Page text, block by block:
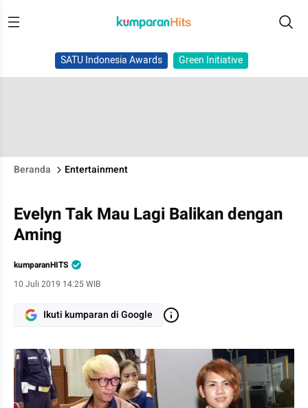
SATU Indonesia Awards Green Initiative
Beranda Entertainment
Evelyn Tak Mau Lagi Balikan dengan
Aming
kumparanHITS
10 Juli 2019 14:25 WIB
Ikuti kumparan di Google